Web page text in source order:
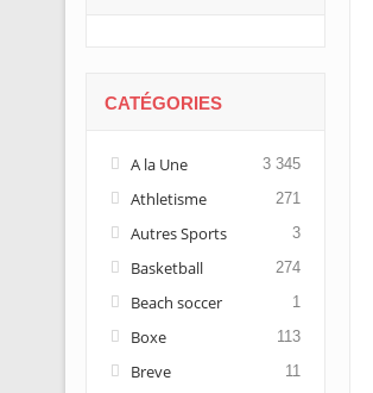
CATÉGORIES
A la Une 3 345
Athletisme 271
Autres Sports 3
Basketball 274
Beach soccer 1
Boxe 113
Breve 11